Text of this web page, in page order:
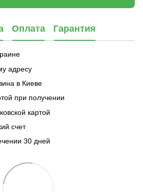
Оплата Гарантия
адресу
в Киеве
при получении
картой
счет
30 дней